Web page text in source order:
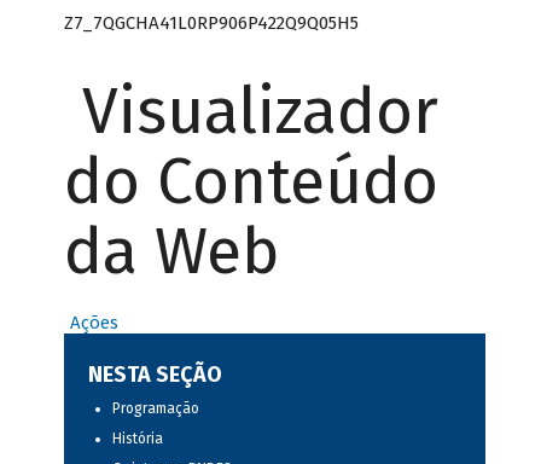
Z7_7QGCHA41L0RP906P422Q9Q05H5
Visualizador
do Conteúdo
da Web
Ações
NESTA SEÇÃO
Programação
História